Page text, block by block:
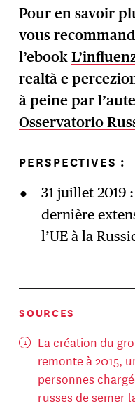
Pour en savoir
vous
l’ebook
realtà e
à peine par
Osservatorio
PERSPECTIVES :
31 juillet 2019
dernière
l’UE à la
SOURCES
La création du
remonte à 2015,
personnes
russes de semer